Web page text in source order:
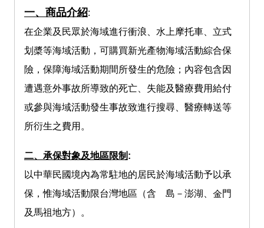
一、商品介紹:
在企業及民眾於海域進行衝浪、水上摩托車、立式
划槳等海域活動，可購買新光產物海域活動綜合保
險，保障海域活動期間所發生的危險；內容包含因
遭遇意外事故所導致的死亡、失能及醫療費用給付
或參與海域活動發生事故致進行搜尋、醫療轉送等
所衍生之費用。
二、承保對象及地區限制 :
以中華民國境內為常駐地的居民於海域活動予以承
保，惟海域活動限台灣地區（含離島－澎湖、金門
及馬祖地方）。